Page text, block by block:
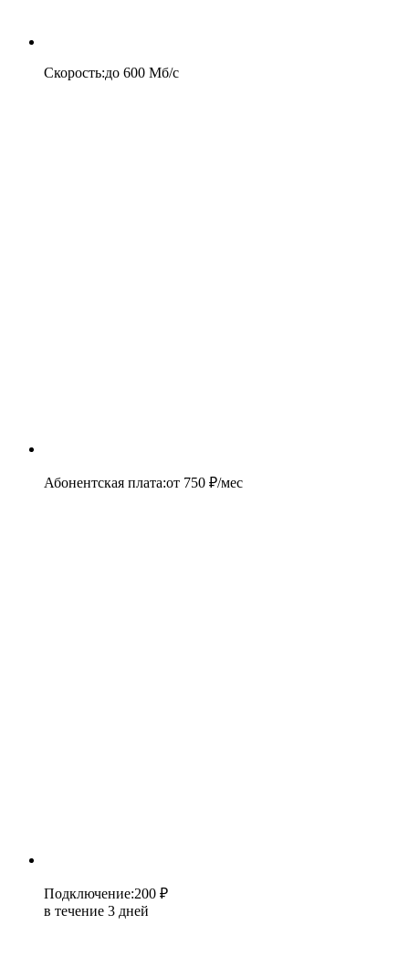
Скорость:до 600 Мб/c
Абонентская плата:от 750 ₽/мес
Подключение:200 ₽
в течение 3 дней